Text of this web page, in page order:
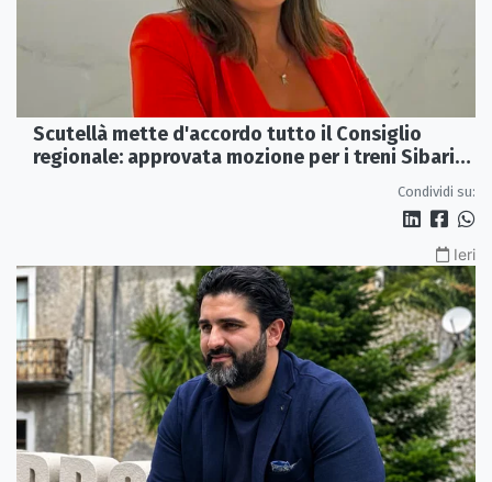
Scutellà mette d'accordo tutto il Consiglio
regionale: approvata mozione per i treni Sibari-
Condividi su:
Ieri